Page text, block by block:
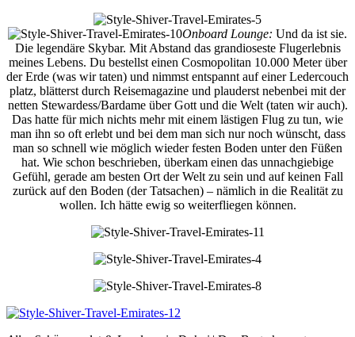
Onboard Lounge: Und da ist sie.
Die legendäre Skybar. Mit Abstand das grandioseste Flugerlebnis
meines Lebens. Du bestellst einen Cosmopolitan 10.000 Meter über
der Erde (was wir taten) und nimmst entspannt auf einer Ledercouch
platz, blätterst durch Reisemagazine und plauderst nebenbei mit der
netten Stewardess/Bardame über Gott und die Welt (taten wir auch).
Das hatte für mich nichts mehr mit einem lästigen Flug zu tun, wie
man ihn so oft erlebt und bei dem man sich nur noch wünscht, dass
man so schnell wie möglich wieder festen Boden unter den Füßen
hat. Wie schon beschrieben, überkam einen das unnachgiebige
Gefühl, gerade am besten Ort der Welt zu sein und auf keinen Fall
zurück auf den Boden (der Tatsachen) – nämlich in die Realität zu
wollen. Ich hätte ewig so weiterfliegen können.